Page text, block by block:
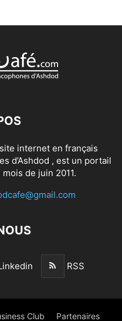
internet en français
d’Ashdod , est un portail
de juin 2011.
RSS
Club Partenaires